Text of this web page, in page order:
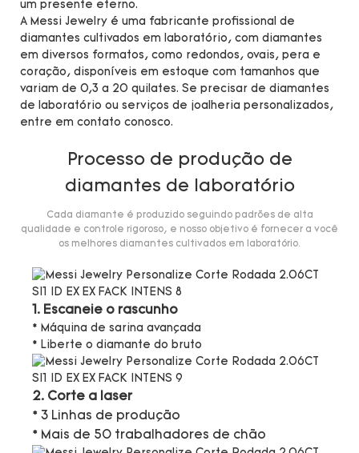
um presente eterno.
A Messi Jewelry é uma fabricante profissional de
diamantes cultivados em laboratório, com diamantes
em diversos formatos, como redondos, ovais, pera e
coração, disponíveis em estoque com tamanhos que
variam de 0,3 a 20 quilates. Se precisar de diamantes
de laboratório ou serviços de joalheria personalizados,
entre em contato conosco.
Processo de produção de
diamantes de laboratório
Cada diamante é produzido seguindo padrões de alta
qualidade e controle rigoroso, e nosso objetivo é fornecer a você
os melhores diamantes cultivados em laboratório.
1. Escaneie o rascunho
* Máquina de sarina avançada
* Liberte o diamante do bruto
2. Corte a laser
* 3 Linhas de produção
* Mais de 50 trabalhadores de chão